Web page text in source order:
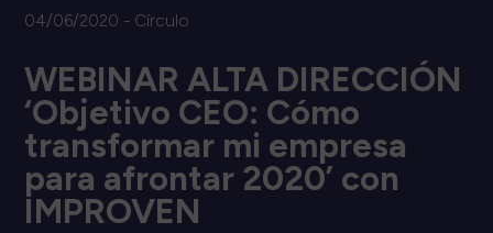
04/06/2020 - Círculo
WEBINAR ALTA DIRECCIÓN
‘Objetivo CEO: Cómo
transformar mi empresa
para afrontar 2020’ con
IMPROVEN